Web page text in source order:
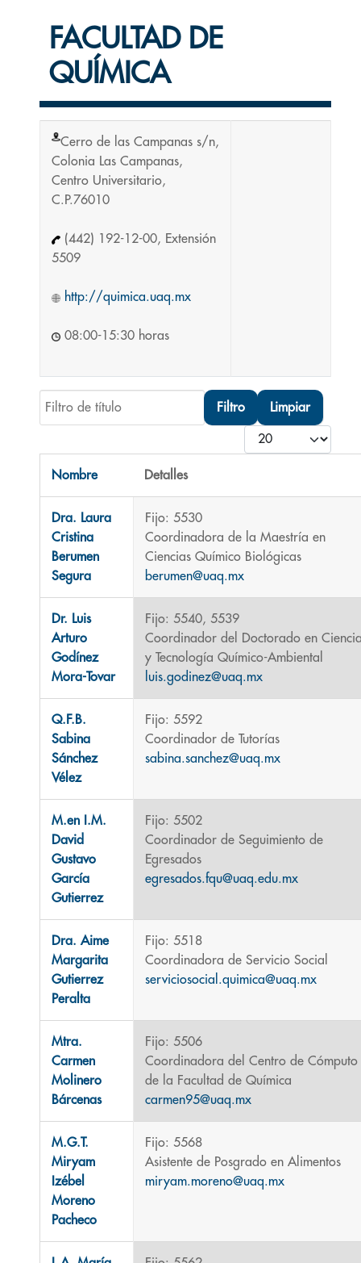
FACULTAD DE
QUÍMICA
Cerro de las Campanas s/n,
Colonia Las Campanas,
Centro Universitario,
C.P.76010
(442) 192-12-00, Extensión
5509
http://quimica.uaq.mx
08:00-15:30 horas
Filtro de título
Filtro Limpiar
Cantidad
Nombre Detalles
Dra. Laura
Cristina
Berumen
Segura
Fijo: 5530
Coordinadora de la Maestría en
Ciencias Químico Biológicas
berumen@uaq.mx
Dr. Luis
Arturo
Godínez
Mora-Tovar
Fijo: 5540, 5539
Coordinador del Doctorado en
y Tecnología Químico-Ambiental
luis.godinez@uaq.mx
Q.F.B.
Sabina
Sánchez
Vélez
Fijo: 5592
Coordinador de Tutorías
sabina.sanchez@uaq.mx
M.en I.M.
David
Gustavo
García
Gutierrez
Fijo: 5502
Coordinador de Seguimiento de
Egresados
egresados.fqu@uaq.edu.mx
Dra. Aime
Margarita
Gutierrez
Peralta
Fijo: 5518
Coordinadora de Servicio Social
serviciosocial.quimica@uaq.mx
Mtra.
Carmen
Molinero
Bárcenas
Fijo: 5506
Coordinadora del Centro de Cómputo
de la Facultad de Química
carmen95@uaq.mx
M.G.T.
Miryam
Izébel
Moreno
Pacheco
Fijo: 5568
Asistente de Posgrado en Alimentos
miryam.moreno@uaq.mx